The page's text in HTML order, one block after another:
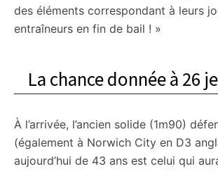
des éléments correspondant à leurs
entraîneurs en fin de bail ! »
La chance donnée à 26
À l’arrivée, l’ancien solide (1m90)
(également à Norwich City en D3
aujourd’hui de 43 ans est celui qui